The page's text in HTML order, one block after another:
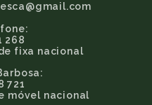
268
fixa nacional
721
móvel nacional